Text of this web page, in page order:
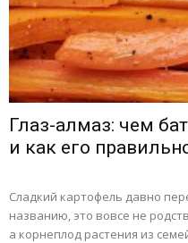
Глаз-алмаз: чем
и как его
Сладкий картофель давно
названию, это вовсе не
а корнеплод растения из